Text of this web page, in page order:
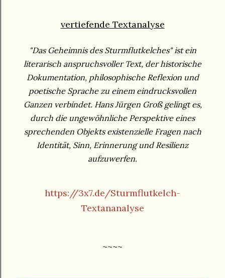
vertiefende Textanalyse
"Das Geheimnis des Sturmflutkelches" ist ein
literarisch anspruchsvoller Text, der historische
Dokumentation, philosophische Reflexion und
poetische Sprache zu einem eindrucksvollen
Ganzen verbindet. Hans Jürgen Groß gelingt es,
durch die ungewöhnliche Perspektive eines
sprechenden Objekts existenzielle Fragen nach
Identität, Sinn, Erinnerung und Resilienz
aufzuwerfen.
https://3x7.de/Sturmflutkelch-
Textananalyse
~~~~